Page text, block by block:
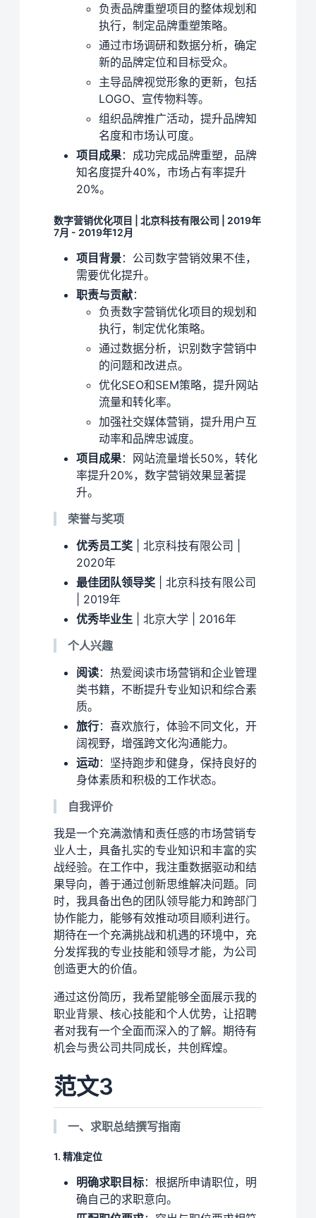
负责品牌重塑项目的整体规划和
执行，制定品牌重塑策略。
通过市场调研和数据分析，确定
新的品牌定位和目标受众。
主导品牌视觉形象的更新，包括
LOGO、宣传物料等。
组织品牌推广活动，提升品牌知
名度和市场认可度。
项目成果：成功完成品牌重塑，品牌
知名度提升40%，市场占有率提升
20%。
数字营销优化项目 | 北京科技有限公司 | 2019年
7月 - 2019年12月
项目背景：公司数字营销效果不佳，
需要优化提升。
职责与贡献：
负责数字营销优化项目的规划和
执行，制定优化策略。
通过数据分析，识别数字营销中
的问题和改进点。
优化SEO和SEM策略，提升网站
流量和转化率。
加强社交媒体营销，提升用户互
动率和品牌忠诚度。
项目成果：网站流量增长50%，转化
率提升20%，数字营销效果显著提
升。
荣誉与奖项
优秀员工奖 | 北京科技有限公司 |
2020年
最佳团队领导奖 | 北京科技有限公司
| 2019年
优秀毕业生 | 北京大学 | 2016年
个人兴趣
阅读：热爱阅读市场营销和企业管理
类书籍，不断提升专业知识和综合素
质。
旅行：喜欢旅行，体验不同文化，开
阔视野，增强跨文化沟通能力。
运动：坚持跑步和健身，保持良好的
身体素质和积极的工作状态。
自我评价
我是一个充满激情和责任感的市场营销专
业人士，具备扎实的专业知识和丰富的实
战经验。在工作中，我注重数据驱动和结
果导向，善于通过创新思维解决问题。同
时，我具备出色的团队领导能力和跨部门
协作能力，能够有效推动项目顺利进行。
期待在一个充满挑战和机遇的环境中，充
分发挥我的专业技能和领导才能，为公司
创造更大的价值。
通过这份简历，我希望能够全面展示我的
职业背景、核心技能和个人优势，让招聘
者对我有一个全面而深入的了解。期待有
机会与贵公司共同成长，共创辉煌。
范文3
一、求职总结撰写指南
1. 精准定位
明确求职目标：根据所申请职位，明
确自己的求职意向。